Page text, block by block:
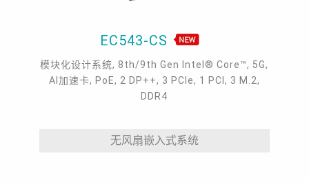
EC543-CS
模块化设计系统, 8th/9th Gen Intel® Core™, 5G,
AI加速卡, PoE, 2 DP++, 3 PCIe, 1 PCI, 3 M.2,
DDR4
无风扇嵌入式系统